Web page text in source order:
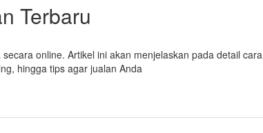
Terbaru
online. Artikel ini akan menjelaskan pada detail cara
hingga tips agar jualan Anda